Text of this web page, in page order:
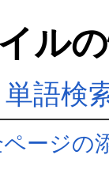
ル
単語検
ージの